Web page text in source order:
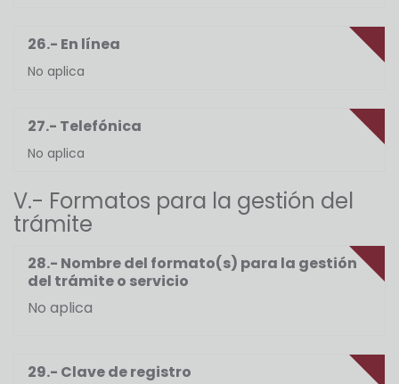
26.- En línea
No aplica
27.- Telefónica
No aplica
V.- Formatos para la gestión del
trámite
28.- Nombre del formato(s) para la gestión
del trámite o servicio
No aplica
29.- Clave de registro